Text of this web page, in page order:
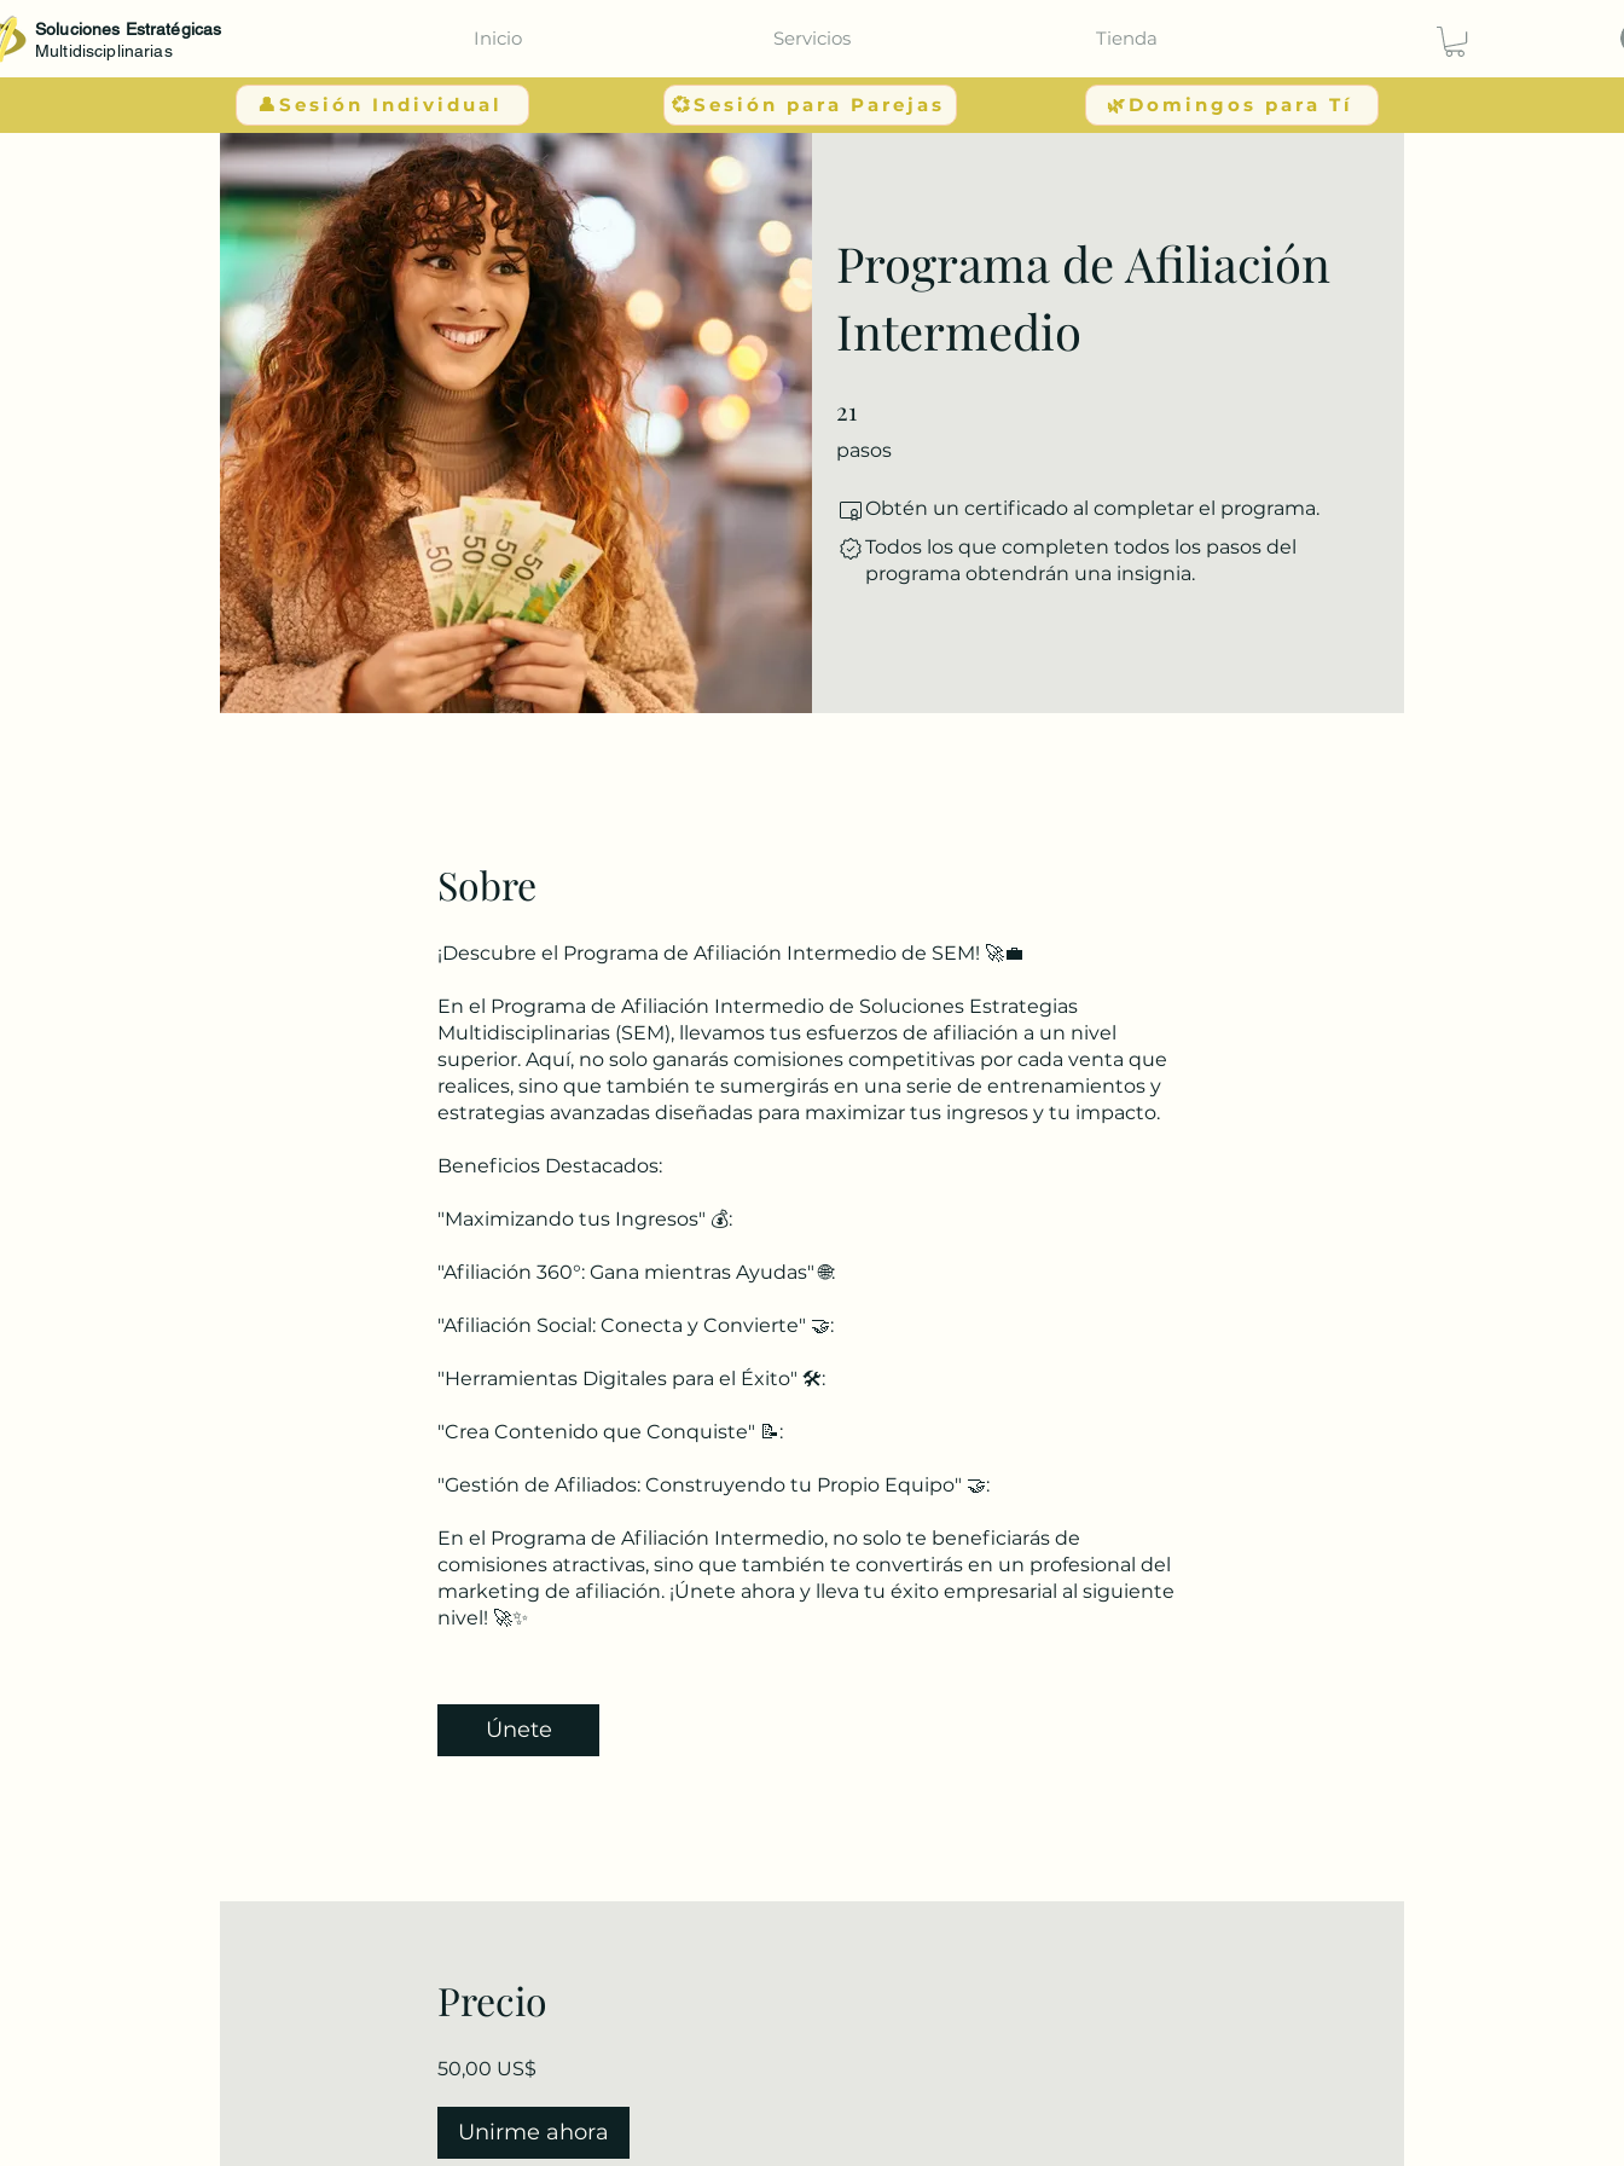
Soluciones Estratégicas
Multidisciplinarias
Inicio Servicios Tienda
👤Sesión Individual 💞Sesión para Parejas 🌿Domingos para Tí
Programa de Afiliación
Intermedio
21
pasos
Obtén un certificado al completar el programa.
Todos los que completen todos los pasos del
programa obtendrán una insignia.
Sobre
¡Descubre el Programa de Afiliación Intermedio de SEM! 🚀💼
En el Programa de Afiliación Intermedio de Soluciones Estrategias
Multidisciplinarias (SEM), llevamos tus esfuerzos de afiliación a un nivel
superior. Aquí, no solo ganarás comisiones competitivas por cada venta que
realices, sino que también te sumergirás en una serie de entrenamientos y
estrategias avanzadas diseñadas para maximizar tus ingresos y tu impacto.
Beneficios Destacados:
"Maximizando tus Ingresos" 💰:
"Afiliación 360°: Gana mientras Ayudas" 🌐:
"Afiliación Social: Conecta y Convierte" 🤝:
"Herramientas Digitales para el Éxito" 🛠️:
"Crea Contenido que Conquiste" 📝:
"Gestión de Afiliados: Construyendo tu Propio Equipo" 🤝:
En el Programa de Afiliación Intermedio, no solo te beneficiarás de
comisiones atractivas, sino que también te convertirás en un profesional del
marketing de afiliación. ¡Únete ahora y lleva tu éxito empresarial al siguiente
Únete
Precio
50,00 US$
Unirme ahora